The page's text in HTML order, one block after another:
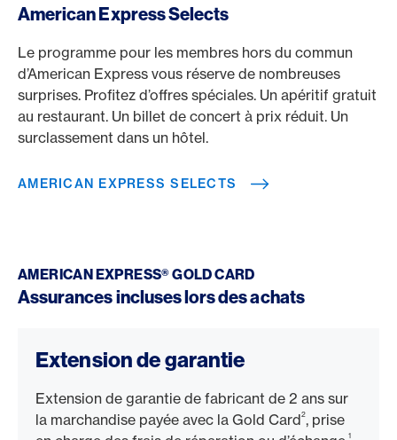
American Express Selects
Le programme pour les membres hors du commun
d’American Express vous réserve de nombreuses
surprises. Profitez d’offres spéciales. Un apéritif gratuit
au restaurant. Un billet de concert à prix réduit. Un
surclassement dans un hôtel.
AMERICAN EXPRESS SELECTS
AMERICAN EXPRESS® GOLD CARD
Assurances incluses lors des achats
Extension de garantie
Extension de garantie de fabricant de 2 ans sur
la marchandise payée avec la Gold Card2, prise
1